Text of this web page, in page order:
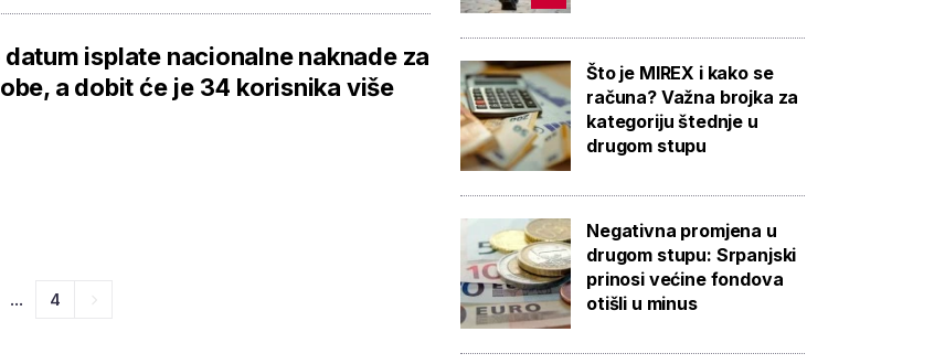
isplate nacionalne naknade za
a dobit će je 34 korisnika više
... 4
Što je MIREX i kako se
računa? Važna brojka za
kategoriju štednje u
drugom stupu
Negativna promjena u
drugom stupu: Srpanjski
prinosi većine fondova
otišli u minus